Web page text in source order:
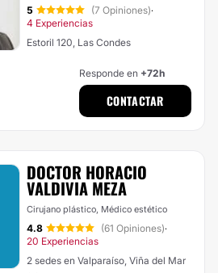
5 (7 Opiniones)·
4 Experiencias
Estoril 120, Las Condes
Responde en +72h
CONTACTAR
DOCTOR HORACIO
VALDIVIA MEZA
Cirujano plástico, Médico estético
4.8 (61 Opiniones)·
20 Experiencias
2 sedes en Valparaíso, Viña del Mar